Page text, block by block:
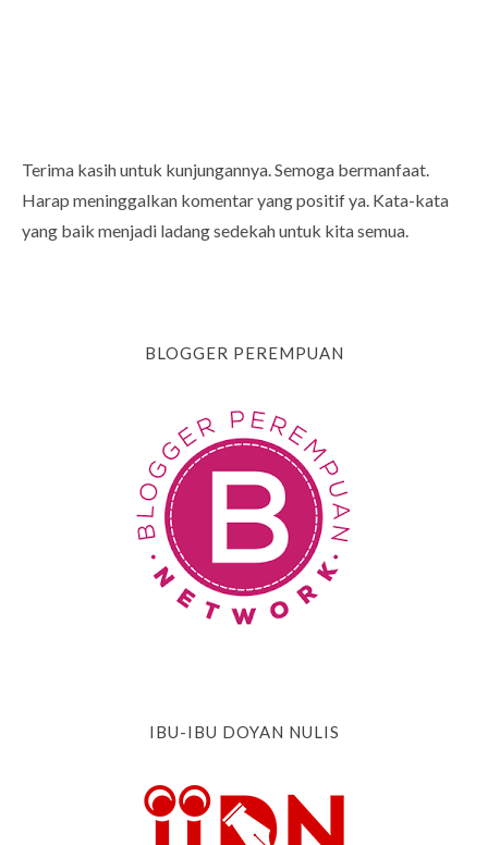
Terima kasih untuk kunjungannya. Semoga bermanfaat.
Harap meninggalkan komentar yang positif ya. Kata-kata
yang baik menjadi ladang sedekah untuk kita semua.
BLOGGER PEREMPUAN
IBU-IBU DOYAN NULIS